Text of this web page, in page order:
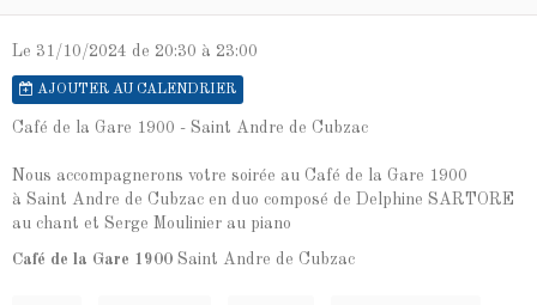
Le 31/10/2024 de 20:30 à 23:00
AJOUTER AU CALENDRIER
Café de la Gare 1900 - Saint Andre de Cubzac
Nous accompagnerons votre soirée au Café de la Gare 1900
à Saint Andre de Cubzac en duo composé de Delphine SARTORE
au chant et Serge Moulinier au piano
Café de la Gare 1900 Saint Andre de Cubzac